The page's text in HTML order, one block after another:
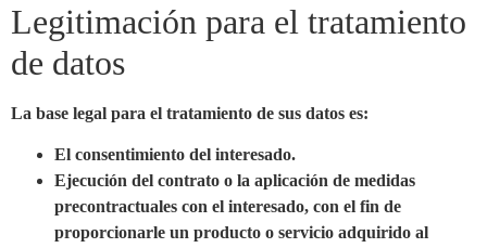
Legitimación para el tratamiento
de datos
La base legal para el tratamiento de sus datos es:
El consentimiento del interesado.
Ejecución del contrato o la aplicación de medidas
precontractuales con el interesado, con el fin de
proporcionarle un producto o servicio adquirido al